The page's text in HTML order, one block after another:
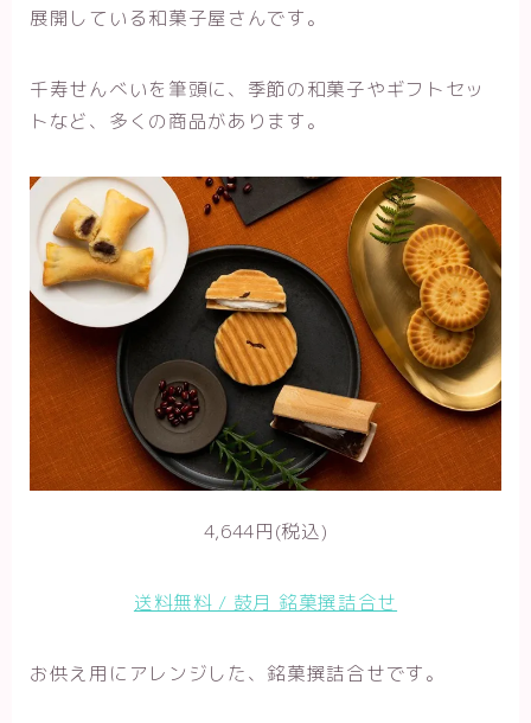
展開している和菓子屋さんです。
千寿せんべいを筆頭に、季節の和菓子やギフトセッ
トなど、多くの商品があります。
4,644円(税込)
送料無料 / 鼓月 銘菓撰詰合せ
お供え用にアレンジした、銘菓撰詰合せです。